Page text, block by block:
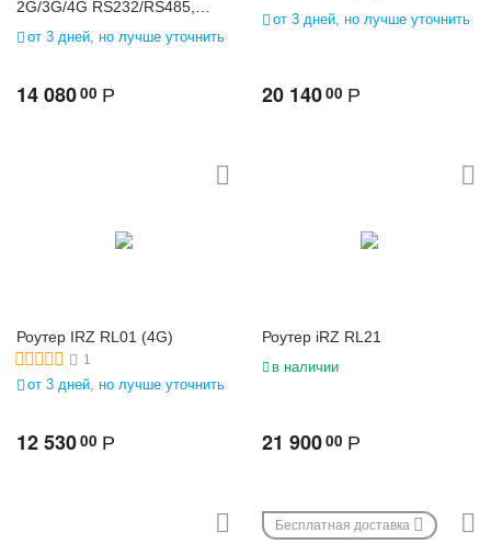
2G/3G/4G RS232/RS485,
от 3 дней, но лучше уточнить
14 08000 Р
от 3 дней, но лучше уточнить
20 14000 Р
Роутер IRZ RL01 (4G)
1
от 3 дней, но лучше уточнить
12 53000 Р
Роутер iRZ RL21
в наличии
21 90000 Р
Бесплатная доставка